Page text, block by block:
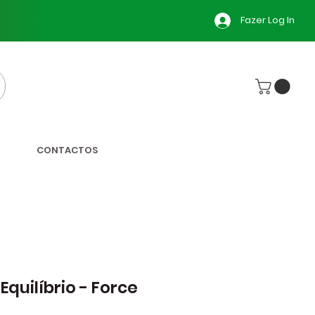
Fazer Log In
CONTACTOS
- Force